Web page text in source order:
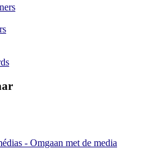
- Omgaan met de media